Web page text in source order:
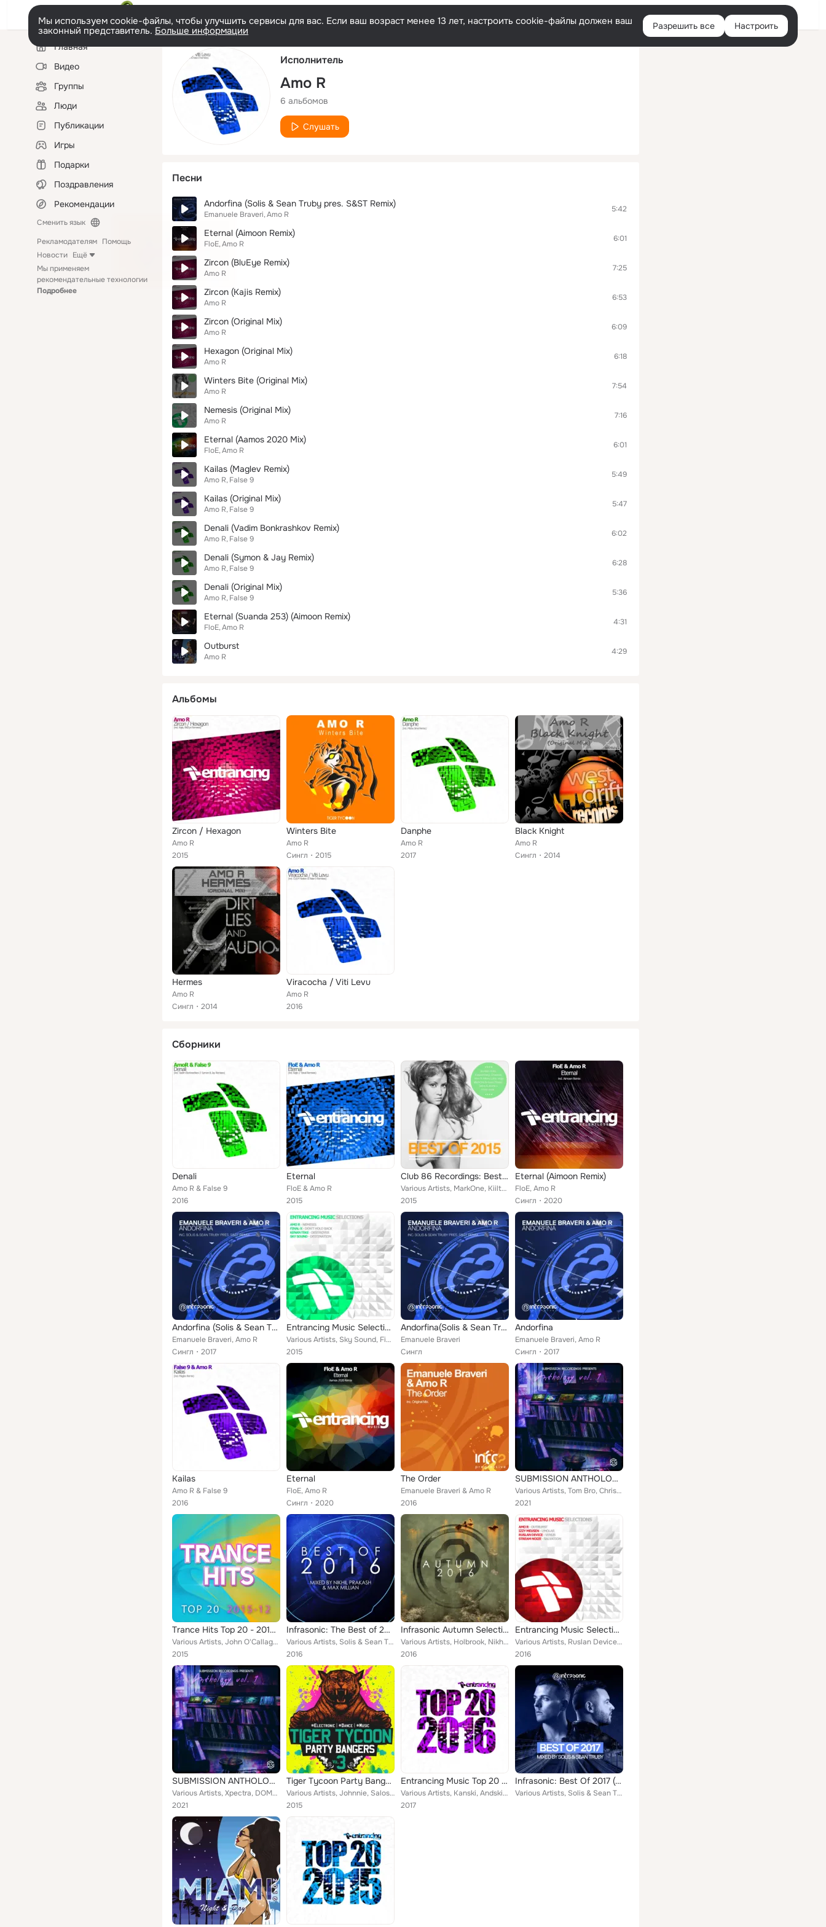
Русский Войти
Мы используем cookie-файлы, чтобы улучшить сервисы для вас. Если ваш возраст менее 13 лет, настроить cookie-файлы должен ваш
законный представитель. Больше информации Разрешить все Настроить
Левая
колонкаГлавная
Видео
Группы
Люди
Публикации
Игры
Подарки
Поздравления
Рекомендации
Сменить язык
Рекламодателям Помощь
Новости Ещё
Мы применяем
рекомендательные технологии
Подробнее
Исполнитель
Amo R
6 альбомов
Слушать
Песни
Andorfina (Solis & Sean Truby pres. S&ST Remix)
Emanuele Braveri Amo R
5:42
Eternal (Aimoon Remix)
FloE Amo R
6:01
Zircon (BluEye Remix)
Amo R
7:25
Zircon (Kajis Remix)
Amo R
6:53
Zircon (Original Mix)
Amo R
6:09
Hexagon (Original Mix)
Amo R
6:18
Winters Bite (Original Mix)
Amo R
7:54
Nemesis (Original Mix)
Amo R
7:16
Eternal (Aamos 2020 Mix)
FloE Amo R
6:01
Kailas (Maglev Remix)
Amo R False 9
5:49
Kailas (Original Mix)
Amo R False 9
5:47
Denali (Vadim Bonkrashkov Remix)
Amo R False 9
6:02
Denali (Symon & Jay Remix)
Amo R False 9
6:28
Denali (Original Mix)
Amo R False 9
5:36
Eternal (Suanda 253) (Aimoon Remix)
FloE Amo R
4:31
Outburst
Amo R
4:29
Альбомы
Zircon / Hexagon
Amo R
2015
Winters Bite
Amo R
Сингл
2015
Danphe
Amo R
2017
Black Knight
Amo R
Сингл
2014
Hermes
Amo R
Сингл
2014
Viracocha / Viti Levu
Amo R
2016
Сборники
Denali
Amo R & False 9
2016
Eternal
FloE & Amo R
2015
Club 86 Recordings: Best Of 2015
Various Artists, MarkOne, Kiilto, Fox Murder, Mikko Lahti, Ninth Floor, Mige, Chantola, Slamranx, Kantholz, Klaukenberg, Burdan,...
2015
Eternal (Aimoon Remix)
FloE, Amo R
Сингл
2020
Andorfina (Solis & Sean Truby pres. S&ST Remix)
Emanuele Braveri, Amo R
Сингл
2017
Entrancing Music Selections 001
Various Artists, Sky Sound, Final-X, Amo R, Kenan Teke
2015
Andorfina(Solis & Sean Truby pres. S&ST Remix)
Emanuele Braveri
Сингл
Andorfina
Emanuele Braveri, Amo R
Сингл
2017
Kailas
Amo R & False 9
2016
Eternal
FloE, Amo R
Сингл
2020
The Order
Emanuele Braveri & Amo R
2016
SUBMISSION ANTHOLOGY VOL.1
Various Artists, Tom Bro, Christian Stalker, Atragun, Xpectra, DOMEN, INDI, DJ Geri, Ross Cairns, Sajjad Gholipour, Klassy Proje...
2021
Trance Hits Top 20 - 2015-12
Various Artists, John O'Callaghan, Daniel Kandi, Lee Osborne, Alex Leavon, Chapter XJ, Matt Cerf, Tenishia, RAMiNiO, Beatsole, F...
2015
Infrasonic: The Best of 2016 (Mixed by Nikhil Prakash & Max Millian)
Various Artists, Solis & Sean Truby, Nikhil Prakash, SOLBY, Harry Square, Solis, Max Millian, Emanuele Braveri, Holbrook, Andy T...
2016
Infrasonic Autumn Selection 2016
Various Artists, Holbrook, Nikhil Prakash, Andy Tau, Harry Square, Abstract Vision, Ultimate, Gagauz, Slava V, Ciro Visone, Sean...
2016
Entrancing Music Selections 003
Various Artists, Ruslan Device, Stream Noize, Izzy Meusen, Amo R
2016
SUBMISSION ANTHOLOGY, VOL.1(Progressive Sampler)
Various Artists, Xpectra, DOMEN, INDI, DJ Geri, Sajjad Gholipour, Klassy Project, SHADOWS, Sousa, Amo R, Jendrex, Djumpers, Luca...
2021
Tiger Tycoon Party Bangers, Vol. 3
Various Artists, Johnnie, Salos, Anacon, Mikko Lahti, Ninth Floor, Mige, SnugSnag, Slamranx, Andy Simon, JayDay, Mablo, Sam Saw,...
2015
Entrancing Music Top 20 2016
Various Artists, Kanski, Andski, Tony Grand, Jam Da Bass, Baranov, Deep Fog, Amo R, Chris Progstone, Sollito, Anna Lee, FloE, Ka...
2017
Infrasonic: Best Of 2017 (Mixed by Solis & Sean Truby)
Various Artists, Solis & Sean Truby, Ozo Effy, Harry Square, Jorza & Matthew Duncan, The Conductor & The Cowboy, Solis & Sean Tr...